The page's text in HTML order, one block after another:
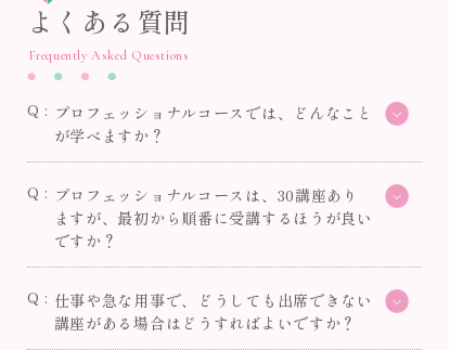
よくある質問
Frequently Asked Questions
プロフェッショナルコースでは、どんなこと
が学べますか？
プロフェッショナルコースは、30講座あり
ますが、最初から順番に受講するほうが良い
ですか？
仕事や急な用事で、どうしても出席できない
講座がある場合はどうすればよいですか？